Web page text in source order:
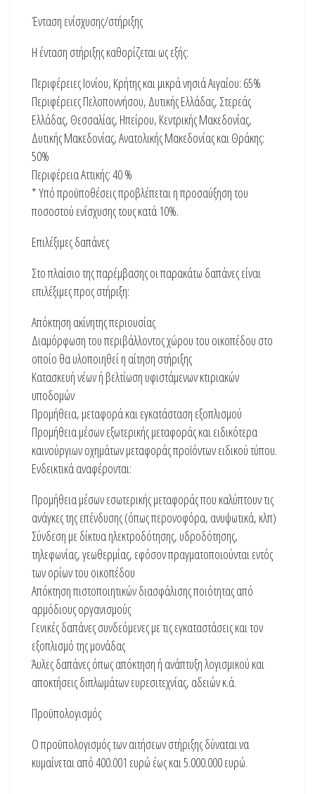
Ένταση ενίσχυσης/στήριξης
Η ένταση στήριξης καθορίζεται ως εξής:
Περιφέρειες Ιονίου, Κρήτης και μικρά νησιά Αιγαίου: 65%
Περιφέρειες Πελοποννήσου, Δυτικής Ελλάδας, Στερεάς
Ελλάδας, Θεσσαλίας, Ηπείρου, Κεντρικής Μακεδονίας,
Δυτικής Μακεδονίας, Ανατολικής Μακεδονίας και Θράκης:
50%
Περιφέρεια Αττικής: 40 %
* Υπό προϋποθέσεις προβλέπεται η προσαύξηση του
ποσοστού ενίσχυσης τους κατά 10%.
Επιλέξιμες δαπάνες
Στο πλαίσιο της παρέμβασης οι παρακάτω δαπάνες είναι
επιλέξιμες προς στήριξη:
Απόκτηση ακίνητης περιουσίας
Διαμόρφωση του περιβάλλοντος χώρου του οικοπέδου στο
οποίο θα υλοποιηθεί η αίτηση στήριξης
Κατασκευή νέων ή βελτίωση υφιστάμενων κτιριακών
υποδομών
Προμήθεια, μεταφορά και εγκατάσταση εξοπλισμού
Προμήθεια μέσων εξωτερικής μεταφοράς και ειδικότερα
καινούργιων οχημάτων μεταφοράς προϊόντων ειδικού τύπου.
Ενδεικτικά αναφέρονται:
Προμήθεια μέσων εσωτερικής μεταφοράς που καλύπτουν τις
ανάγκες της επένδυσης (όπως περονοφόρα, ανυψωτικά, κλπ)
Σύνδεση με δίκτυα ηλεκτροδότησης, υδροδότησης,
τηλεφωνίας, γεωθερμίας, εφόσον πραγματοποιούνται εντός
των ορίων του οικοπέδου
Απόκτηση πιστοποιητικών διασφάλισης ποιότητας από
αρμόδιους οργανισμούς
Γενικές δαπάνες συνδεόμενες με τις εγκαταστάσεις και τον
εξοπλισμό της μονάδας
Άυλες δαπάνες όπως απόκτηση ή ανάπτυξη λογισμικού και
αποκτήσεις διπλωμάτων ευρεσιτεχνίας, αδειών κ.ά.
Προϋπολογισμός
Ο προϋπολογισμός των αιτήσεων στήριξης δύναται να
κυμαίνεται από 400.001 ευρώ έως και 5.000.000 ευρώ.